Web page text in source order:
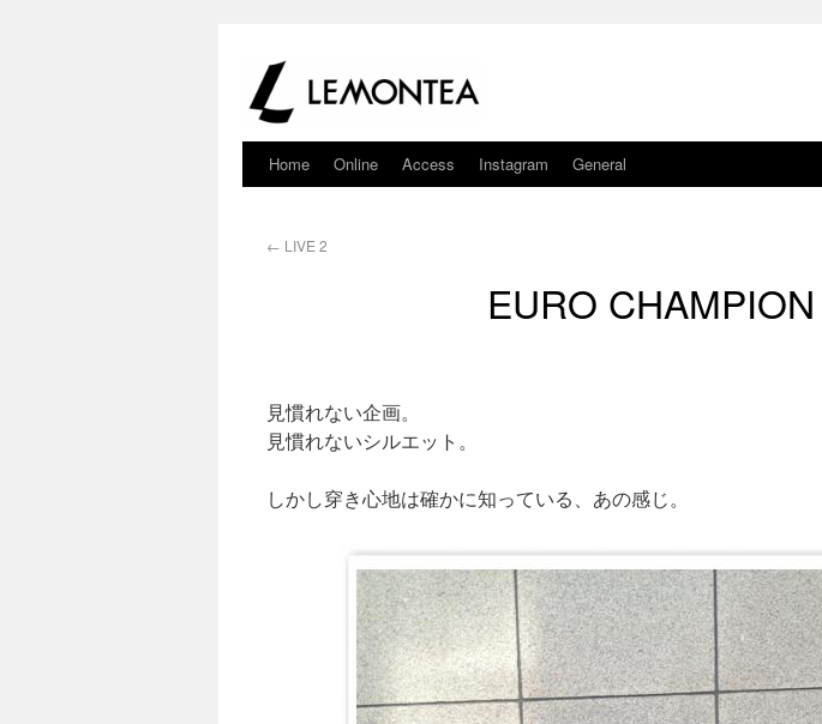
Home Online Access Instagram General
← LIVE 2
EURO CHAMPION
見慣れない企画。
見慣れないシルエット。
しかし穿き心地は確かに知っている、あの感じ。